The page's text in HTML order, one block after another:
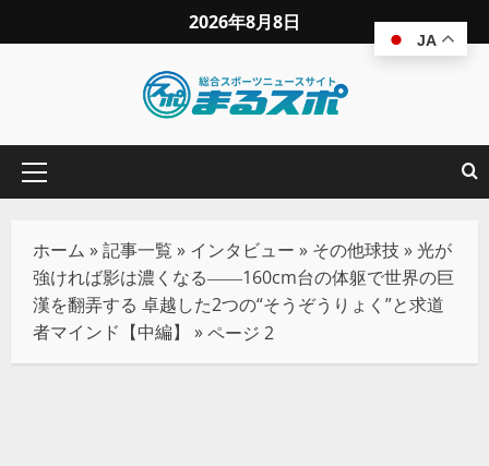
2026年8月8日
ホーム »記事一覧 » インタビュー » その他球技»光が
強ければ影は濃くなる――160cm台の体躯で世界の巨
漢を翻弄する 卓越した2つの“そうぞうりょく”と求道
者マインド【中編】
»ページ 2
JA